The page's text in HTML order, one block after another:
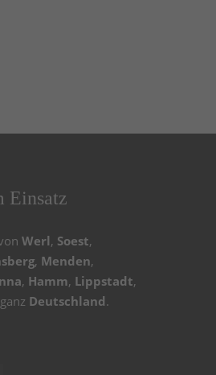
Einsatz
Werl, Soest,
, Menden,
, Hamm, Lippstadt,
Deutschland.